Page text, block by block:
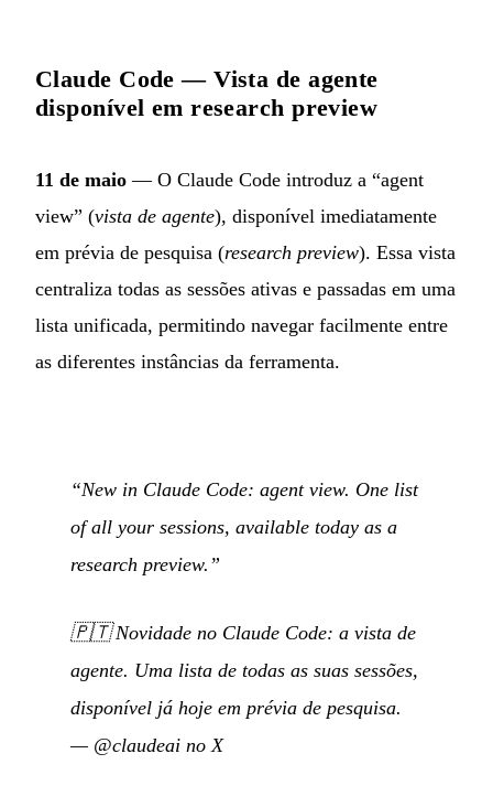
Claude Code — Vista de agente
disponível em research preview
11 de maio — O Claude Code introduz a “agent
view” (vista de agente), disponível imediatamente
em prévia de pesquisa (research preview). Essa vista
centraliza todas as sessões ativas e passadas em uma
lista unificada, permitindo navegar facilmente entre
as diferentes instâncias da ferramenta.
“New in Claude Code: agent view. One list
of all your sessions, available today as a
research preview.”
🇵🇹Novidade no Claude Code: a vista de
agente. Uma lista de todas as suas sessões,
disponível já hoje em prévia de pesquisa.
— @claudeai no X